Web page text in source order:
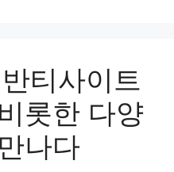
티사이트
롯한 다양
나다